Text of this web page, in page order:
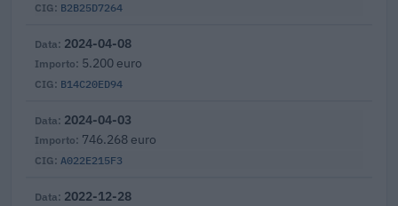
B2B25D7264
B14C20ED94
2024-04-08
5.200 euro
A022E215F3
2024-04-03
746.268 euro
2022-12-28